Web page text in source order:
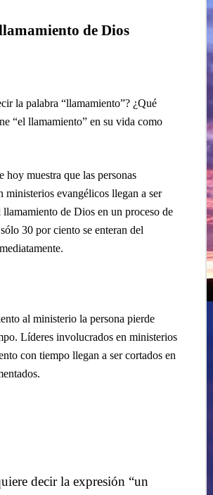
de Dios
la palabra “llamamiento”? ¿Qué
“el llamamiento” en su vida como
hoy muestra que las personas
ministerios evangélicos llegan a ser
llamamiento de Dios en un proceso de
30 por ciento se enteran del
al ministerio la persona pierde
Líderes involucrados en ministerios
con tiempo llegan a ser cortados en
decir la expresión “un